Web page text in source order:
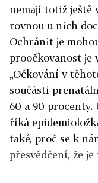
nemají totiž ještě
rovnou u nich
Ochránit je
proočkovanost je
„Očkování v
součástí
60 a 90 procenty.
říká
také, proč se k
přesvědčení, že je